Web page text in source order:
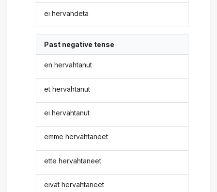
ei hervahdeta
Past negative tense
en hervahtanut
et hervahtanut
ei hervahtanut
emme hervahtaneet
ette hervahtaneet
eivät hervahtaneet